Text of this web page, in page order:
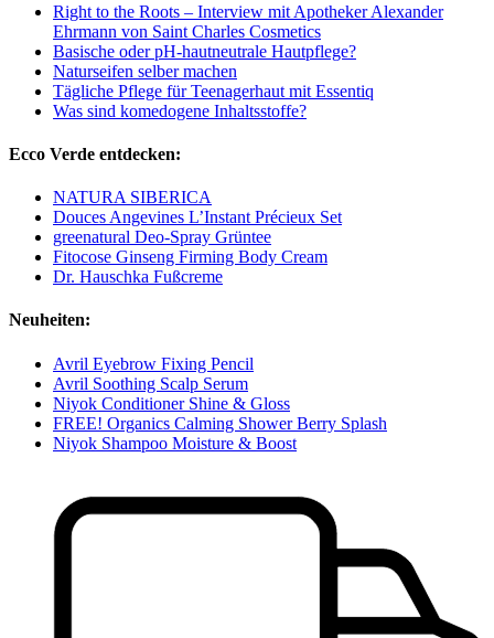
Right to the Roots – Interview mit Apotheker Alexander
Ehrmann von Saint Charles Cosmetics
Basische oder pH-hautneutrale Hautpflege?
Naturseifen selber machen
Tägliche Pflege für Teenagerhaut mit Essentiq
Was sind komedogene Inhaltsstoffe?
Ecco Verde entdecken:
NATURA SIBERICA
Douces Angevines L’Instant Précieux Set
greenatural Deo-Spray Grüntee
Fitocose Ginseng Firming Body Cream
Dr. Hauschka Fußcreme
Neuheiten:
Avril Eyebrow Fixing Pencil
Avril Soothing Scalp Serum
Niyok Conditioner Shine & Gloss
FREE! Organics Calming Shower Berry Splash
Niyok Shampoo Moisture & Boost